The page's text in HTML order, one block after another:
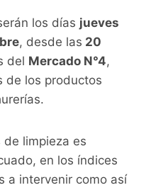
los días jueves
, desde las 20
del Mercado N°4,
de los productos
limpieza es
en los índices
a intervenir como así